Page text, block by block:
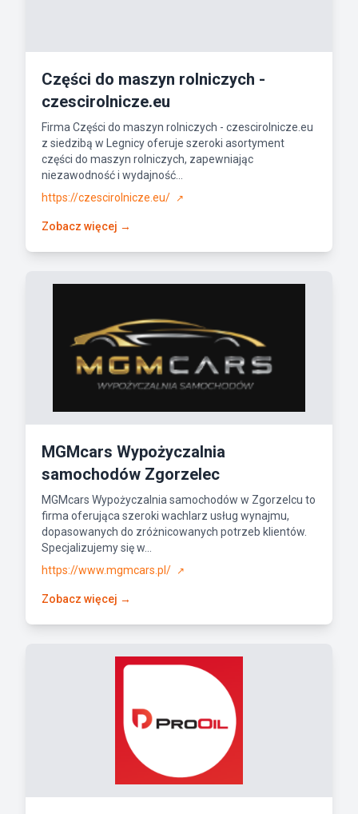
Części do maszyn rolniczych -
czescirolnicze.eu
Firma Części do maszyn rolniczych - czescirolnicze.eu
z siedzibą w Legnicy oferuje szeroki asortyment
części do maszyn rolniczych, zapewniając
niezawodność i wydajność...
https://czescirolnicze.eu/
↗
Zobacz więcej →
MGMcars Wypożyczalnia
samochodów Zgorzelec
MGMcars Wypożyczalnia samochodów w Zgorzelcu to
firma oferująca szeroki wachlarz usług wynajmu,
dopasowanych do zróżnicowanych potrzeb klientów.
Specjalizujemy się w...
https://www.mgmcars.pl/
↗
Zobacz więcej →